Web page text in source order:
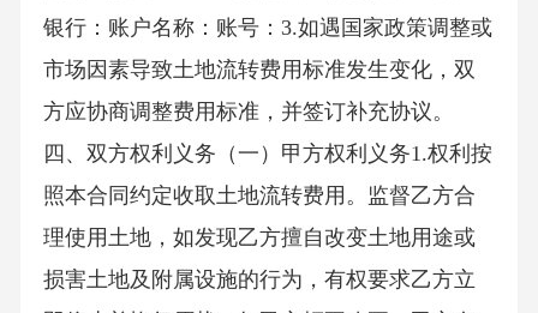
银行：账户名称：账号：3.如遇国家政策调整或
市场因素导致土地流转费用标准发生变化，双
方应协商调整费用标准，并签订补充协议。
四、双方权利义务（一）甲方权利义务1.权利按
照本合同约定收取土地流转费用。监督乙方合
理使用土地，如发现乙方擅自改变土地用途或
损害土地及附属设施的行为，有权要求乙方立